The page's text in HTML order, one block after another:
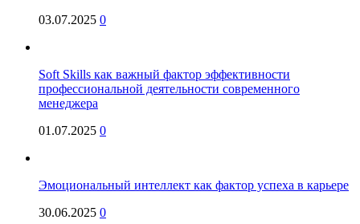
03.07.2025 0
Soft Skills как важный фактор эффективности
профессиональной деятельности современного
менеджера
01.07.2025 0
Эмоциональный интеллект как фактор успеха в карьере
30.06.2025 0